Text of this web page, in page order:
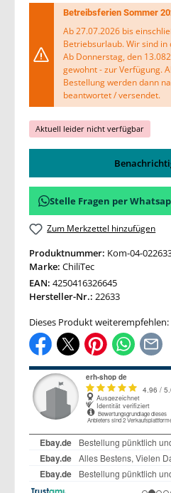
Betreibsferien Sommer
Ab 27.07.2026 bis
Betriebsurlaub. Wir sind
Ab Donnerstag, den
gewohnt - zur Verfügung.
Bestellung werden dann
beantwortet / versendet.
Aktuell leider nicht verfügbar
Stelle Fragen per
Zum Merkzettel hinzufügen
Produktnummer: Kom-04-
Marke: ChiliTec
EAN: 4250416326645
Hersteller-Nr.: 22633
Dieses Produkt weiterempfehlen: